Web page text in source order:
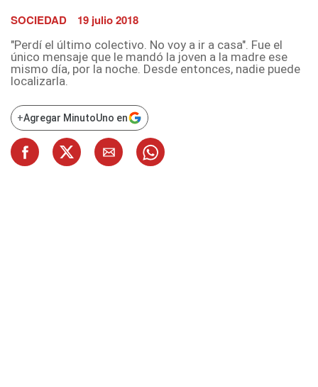
SOCIEDAD 19 julio 2018
"Perdí el último colectivo. No voy a ir a casa". Fue el
único mensaje que le mandó la joven a la madre ese
mismo día, por la noche. Desde entonces, nadie puede
localizarla.
+Agregar MinutoUno en